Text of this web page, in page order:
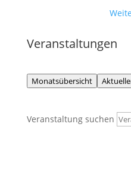
Veranstaltungen
Monatsübersicht
Veranstaltung suchen